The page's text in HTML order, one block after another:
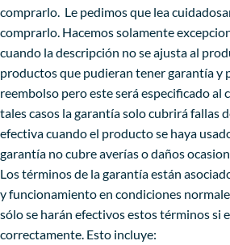
comprarlo. Le pedimos que lea
comprarlo. Hacemos solamente
cuando la descripción no se ajusta al
productos que pudieran tener garantía y
reembolso pero este será especificado al
tales casos la garantía solo cubrirá fallas
efectiva cuando el producto se haya
garantía no cubre averías o daños
Los términos de la garantía están
y funcionamiento en condiciones
sólo se harán efectivos estos términos si
correctamente. Esto incluye: